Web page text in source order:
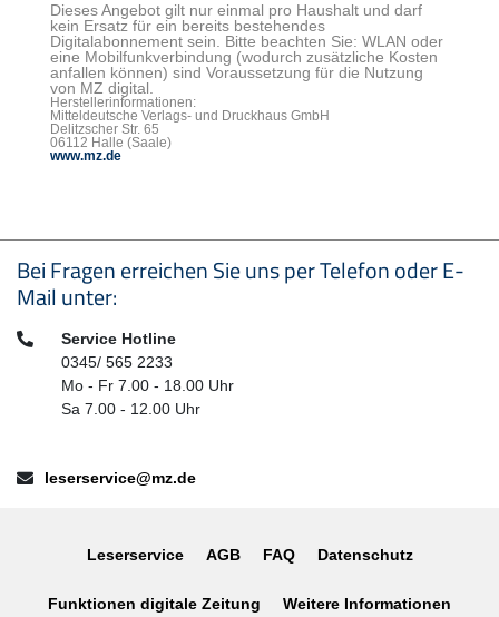
Dieses Angebot gilt nur einmal pro Haushalt und darf
kein Ersatz für ein bereits bestehendes
Digitalabonnement sein. Bitte beachten Sie: WLAN oder
eine Mobilfunkverbindung (wodurch zusätzliche Kosten
anfallen können) sind Voraussetzung für die Nutzung
von MZ digital.
Herstellerinformationen:
Mitteldeutsche Verlags- und Druckhaus GmbH
Delitzscher Str. 65
06112 Halle (Saale)
www.mz.de
Seitenfußbereich
Bei Fragen erreichen Sie uns per Telefon oder E-
Mail unter:
Telefon:Service Hotline
0345/ 565 2233
Mo - Fr 7.00 - 18.00 Uhr
Sa 7.00 - 12.00 Uhr
E-Mail:leserservice@mz.de
Leserservice AGB FAQ Datenschutz
Funktionen digitale Zeitung Weitere Informationen